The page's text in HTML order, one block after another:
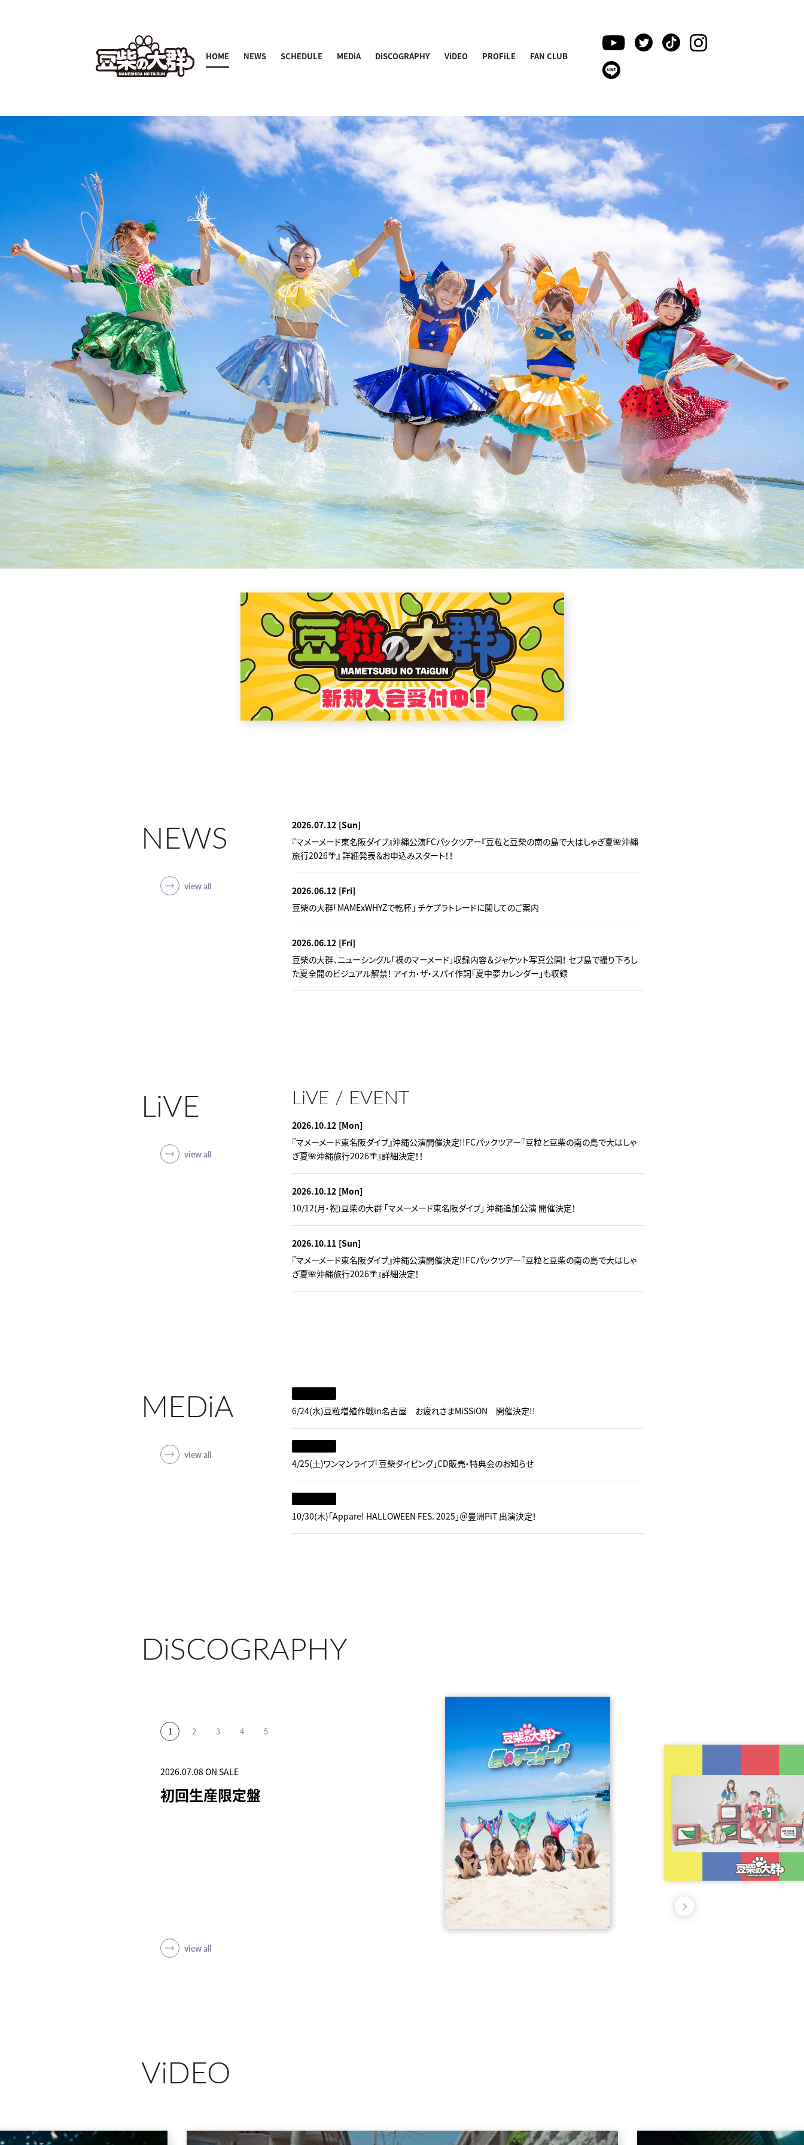
HOME NEWS SCHEDULE MEDiA DiSCOGRAPHY ViDEO PROFiLE FAN CLUB
NEWS
view all
2026.07.12 [Sun]
『マメーメード東名阪ダイブ』沖縄公演FCパックツアー『豆粒と豆柴の南の島で大はしゃぎ夏🌺沖縄
旅行2026🌴』 詳細発表＆お申込みスタート！！
2026.06.12 [Fri]
豆柴の大群「MAMExWHYZで乾杯」 チケプラトレードに関してのご案内
2026.06.12 [Fri]
豆柴の大群、ニューシングル「裸のマーメード」収録内容＆ジャケット写真公開！ セブ島で撮り下ろし
た夏全開のビジュアル解禁！ アイカ・ザ・スパイ作詞「夏中夢カレンダー」も収録
LiVE
view all
LiVE / EVENT
2026.10.12 [Mon]
『マメーメード東名阪ダイブ』沖縄公演開催決定!!FCパックツアー『豆粒と豆柴の南の島で大はしゃ
ぎ夏🌺沖縄旅行2026🌴』詳細決定！！
2026.10.12 [Mon]
10/12(月・祝)豆柴の大群 「マメーメード東名阪ダイブ」 沖縄追加公演 開催決定！
2026.10.11 [Sun]
『マメーメード東名阪ダイブ』沖縄公演開催決定!!FCパックツアー『豆粒と豆柴の南の島で大はしゃ
ぎ夏🌺沖縄旅行2026🌴』詳細決定！
MEDiA
view all
6/24(水)豆粒増殖作戦in名古屋 お疲れさまMiSSiON 開催決定!!
4/25(土)ワンマンライブ「豆柴ダイビング」CD販売・特典会のお知らせ
10/30(木)「Appare! HALLOWEEN FES. 2025」＠豊洲PiT 出演決定！
DiSCOGRAPHY
2026.07.08 ON SALE
初回生産限定盤
2025.11.12 ON SALE
初回生産限定盤
2025.06.04 ON SALE
初回生産限定盤
2024.12.25 ON SALE
突破
2024.04.03 ON SALE
初回生産限定盤(1CD＋5Blu-ray＋P
view all
ViDEO